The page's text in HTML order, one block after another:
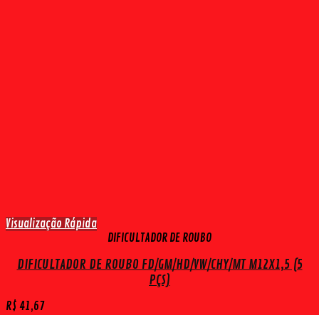
Visualização Rápida
DIFICULTADOR DE ROUBO
DIFICULTADOR DE ROUBO FD/GM/HD/VW/CHY/MT M12X1,5 (5
PÇS)
R$ 41,67